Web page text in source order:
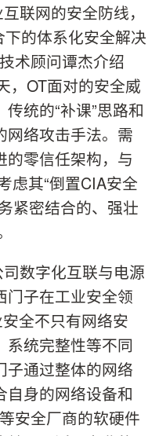
联网的安全防线，
的体系化安全解决
术顾问谭杰介绍
，OT面对的安全威
统的“补课”思路和
网络攻击手法。需
的零信任架构，与
虑其“倒置CIA安全
紧密结合的、强壮
数字化互联与电源
门子在工业安全领
全不只有网络安
系统完整性等不同
子通过整体的网络
自身的网络设备和
安全厂商的软硬件